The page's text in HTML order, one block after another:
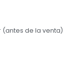
de la venta)